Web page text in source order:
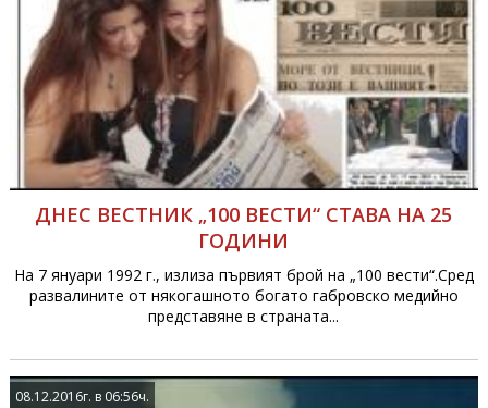
ДНЕС ВЕСТНИК „100 ВЕСТИ“ СТАВА НА 25
ГОДИНИ
На 7 януари 1992 г., излиза първият брой на „100 вести“.Сред
развалините от някогашното богато габровско медийно
представяне в страната...
08.12.2016г. в 06:56ч.